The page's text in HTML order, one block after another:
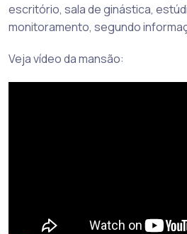
escritório, sala de ginástica,
monitoramento, segundo
Veja vídeo da mansão: